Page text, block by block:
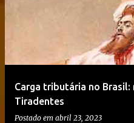
Carga tributária no
Tiradentes
Postado em abril 23, 2023